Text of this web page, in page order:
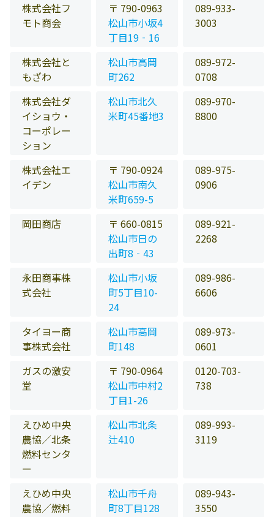
株式会社フ
モト商会
〒 790-0963
松山市小坂4
丁目19‐16
089-933-
3003
株式会社と
もざわ
松山市高岡
町262
089-972-
0708
株式会社ダ
イショウ・
コーポレー
ション
松山市北久
米町45番地3
089-970-
8800
株式会社エ
イデン
〒 790-0924
松山市南久
米町659-5
089-975-
0906
岡田商店
〒 660-0815
松山市日の
出町8‐43
089-921-
2268
永田商事株
式会社
松山市小坂
町5丁目10-
24
089-986-
6606
タイヨー商
事株式会社
松山市高岡
町148
089-973-
0601
ガスの激安
堂
〒 790-0964
松山市中村2
丁目1-26
0120-703-
738
えひめ中央
農協／北条
燃料センタ
ー
松山市北条
辻410
089-993-
3119
えひめ中央
農協／燃料
松山市千舟
町8丁目128
089-943-
3550